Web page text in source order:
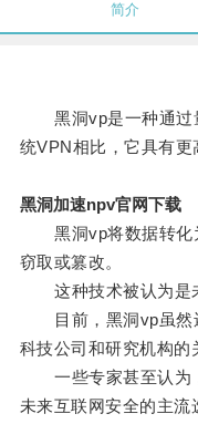
简介
黑洞vp是一种通过
统VPN相比，它具有更
黑洞加速npv官网下载
黑洞vp将数据转化
窃取或篡改。
这种技术被认为是未
目前，黑洞vp虽然
科技公司和研究机构的
一些专家甚至认为
未来互联网安全的主流